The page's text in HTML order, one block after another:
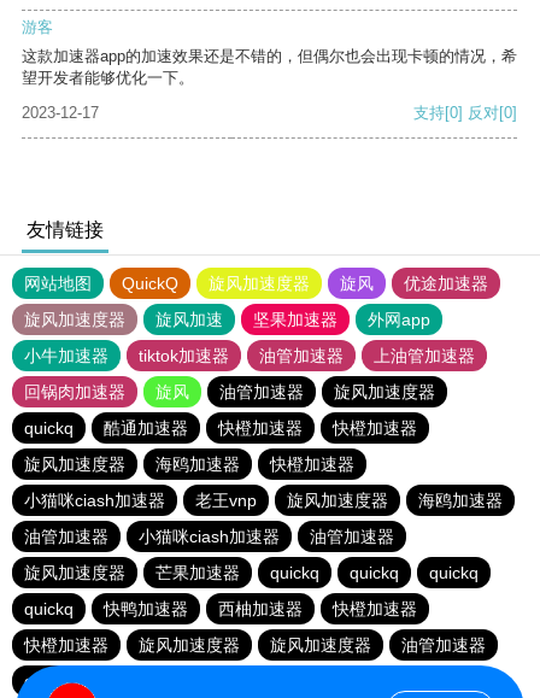
游客
这款加速器app的加速效果还是不错的，但偶尔也会出现卡顿的情况，希
望开发者能够优化一下。
2023-12-17
支持[0] 反对[0]
友情链接
网站地图 QuickQ 旋风加速度器 旋风
优途加速器
旋风加速度器
旋风加速 坚果加速器
外网app
小牛加速器
tiktok加速器 油管加速器
上油管加速器
回锅肉加速器
旋风 油管加速器
旋风加速度器
quickq
酷通加速器 快橙加速器
快橙加速器
旋风加速度器
海鸥加速器
快橙加速器
小猫咪ciash加速器
老王vnp 旋风加速度器
海鸥加速器
油管加速器
小猫咪ciash加速器
油管加速器
旋风加速度器
芒果加速器 quickq quickq
quickq
quickq
快鸭加速器 西柚加速器
快橙加速器
快橙加速器
旋风加速度器 旋风加速度器
油管加速器
quickq